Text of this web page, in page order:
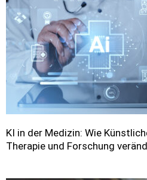
KI in der Medizin: Wie
Therapie und Forschung